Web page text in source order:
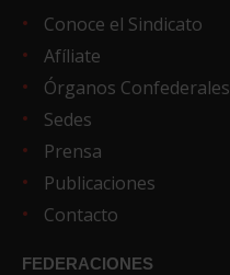
Conoce el Sindicato
Afíliate
Órganos Confederales
Sedes
Prensa
Publicaciones
Contacto
FEDERACIONES